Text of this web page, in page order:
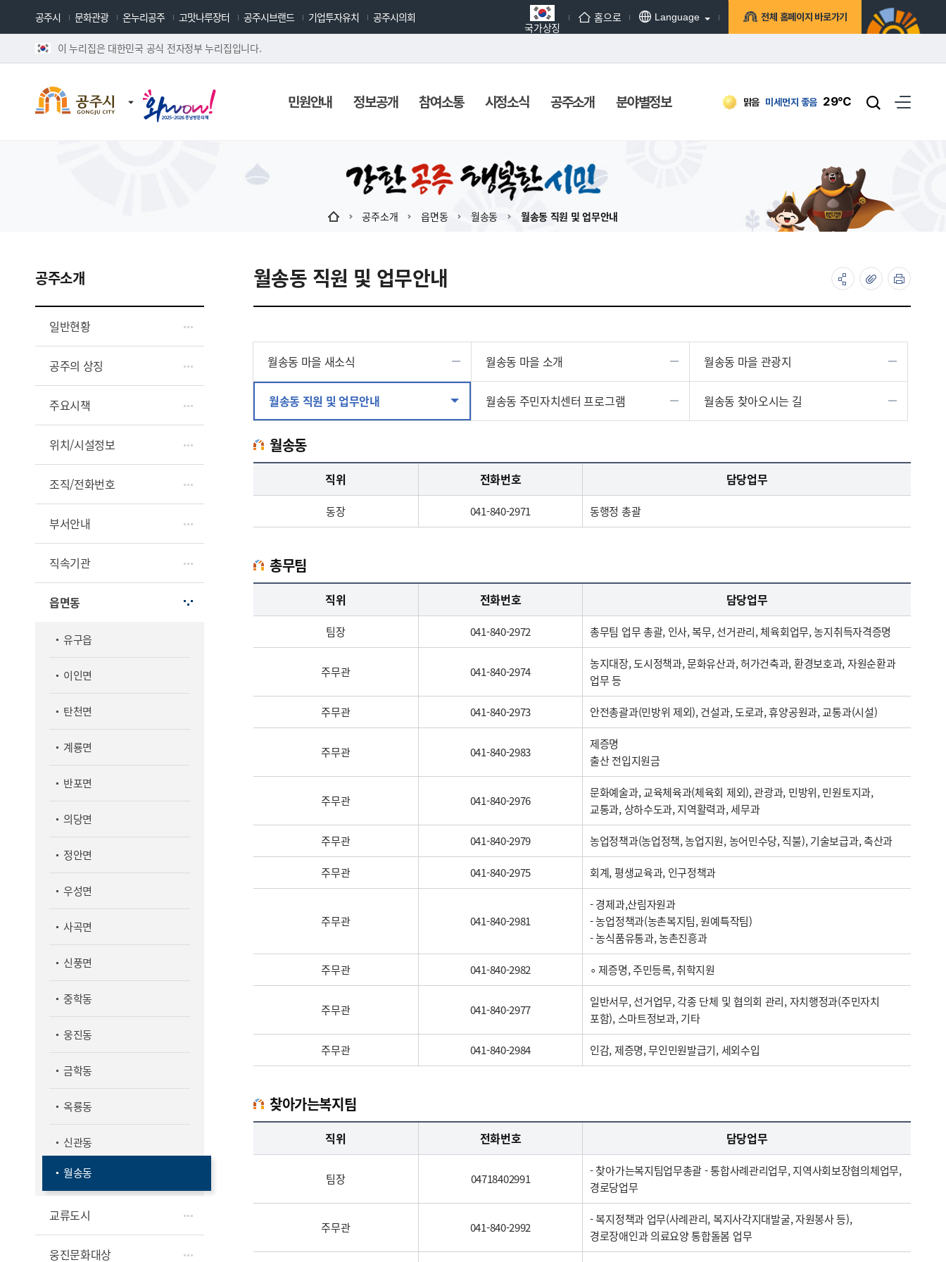
공주시 문화관광 온누리공주 고맛나루장터 공주시브랜드 기업투자유치 공주시의회
국가상징
홈으로 Language 전체 홈페이지 바로가기
이 누리집은 대한민국 공식 전자정부 누리집입니다.
맑음 미세먼지 좋음 29℃
민원안내 정보공개 참여소통 시정소식 공주소개 분야별정보
공주소개 읍면동 월송동 월송동 직원 및 업무안내
공주소개
일반현황
공주의 상징
주요시책
위치/시설정보
조직/전화번호
부서안내
직속기관
읍면동
유구읍
이인면
탄천면
계룡면
반포면
의당면
정안면
우성면
사곡면
신풍면
중학동
웅진동
금학동
옥룡동
신관동
월송동
교류도시
웅진문화대상
월송동 직원 및 업무안내
월송동 마을 새소식 월송동 마을 소개 월송동 마을 관광지
월송동 직원 및 업무안내 월송동 주민자치센터 프로그램 월송동 찾아오시는 길
월송동
월송동업무담당자의 정보로 직급, 전화번호, 담당업무를 안내하고 있습니다
직위 전화번호 담당업무
동장 041-840-2971 동행정 총괄
총무팀
총무팀업무담당자의 정보로 직급, 전화번호, 담당업무를 안내하고 있습니다
직위 전화번호 담당업무
팀장 041-840-2972 총무팀 업무 총괄, 인사, 복무, 선거관리, 체육회업무, 농지취득자격증명
주무관 041-840-2974
농지대장, 도시정책과, 문화유산과, 허가건축과, 환경보호과, 자원순환과
업무 등
주무관 041-840-2973 안전총괄과(민방위 제외), 건설과, 도로과, 휴양공원과, 교통과(시설)
주무관 041-840-2983
제증명
출산 전입지원금
주무관 041-840-2976
문화예술과, 교육체육과(체육회 제외), 관광과, 민방위, 민원토지과,
교통과, 상하수도과, 지역활력과, 세무과
주무관 041-840-2979 농업정책과(농업정책, 농업지원, 농어민수당, 직불), 기술보급과, 축산과
주무관 041-840-2975 회계, 평생교육과, 인구정책과
주무관 041-840-2981
- 경제과,산림자원과
- 농업정책과(농촌복지팀, 원예특작팀)
- 농식품유통과, 농촌진흥과
주무관 041-840-2982 ∘ 제증명, 주민등록, 취학지원
주무관 041-840-2977
일반서무, 선거업무, 각종 단체 및 협의회 관리, 자치행정과(주민자치
포함), 스마트정보과, 기타
주무관 041-840-2984 인감, 제증명, 무인민원발급기, 세외수입
찾아가는복지팀
찾아가는복지팀업무담당자의 정보로 직급, 전화번호, 담당업무를 안내하고 있습니다
직위 전화번호 담당업무
팀장 04718402991
- 찾아가는복지팀업무총괄 - 통합사례관리업무, 지역사회보장협의체업무,
경로당업무
주무관 041-840-2992
- 복지정책과 업무(사례관리, 복지사각지대발굴, 자원봉사 등),
경로장애인과 의료요양 통합돌봄 업무